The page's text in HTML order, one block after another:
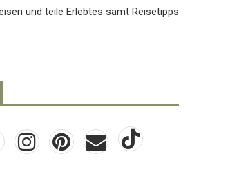
und teile Erlebtes samt Reisetipps